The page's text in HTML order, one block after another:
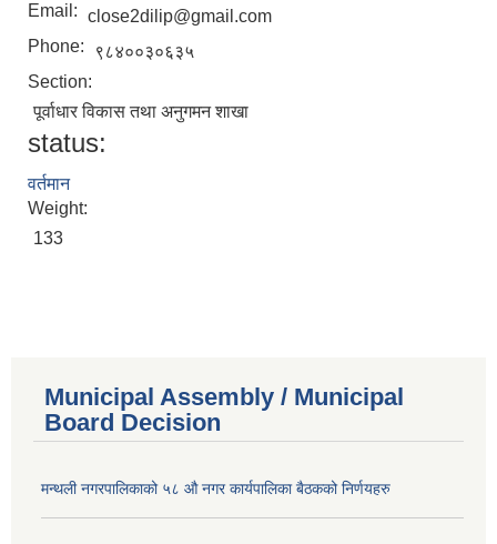
Email: close2dilip@gmail.com
Phone:
९८४००३०६३५
Section:
पूर्वाधार विकास तथा अनुगमन शाखा
status:
वर्तमान
Weight:
133
Municipal Assembly / Municipal
Board Decision
मन्थली नगरपालिकाको ५८ औ नगर कार्यपालिका बैठकको निर्णयहरु